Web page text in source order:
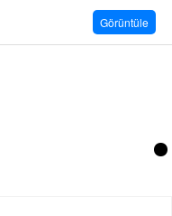
Görüntüle